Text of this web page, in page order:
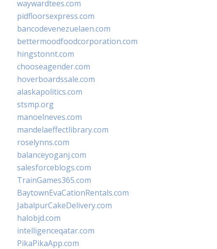
waywardtees.com
pidfloorsexpress.com
bancodevenezuelaen.com
bettermoodfoodcorporation.com
hingstonnt.com
chooseagender.com
hoverboardssale.com
alaskapolitics.com
stsmp.org
manoelneves.com
mandelaeffectlibrary.com
roselynns.com
balanceyoganj.com
salesforceblogs.com
TrainGames365.com
BaytownEvaCationRentals.com
JabalpurCakeDelivery.com
halobjd.com
intelligenceqatar.com
PikaPikaApp.com